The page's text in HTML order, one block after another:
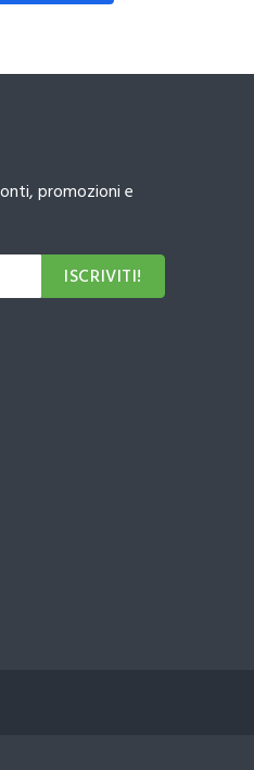
promozioni e
ISCRIVITI!